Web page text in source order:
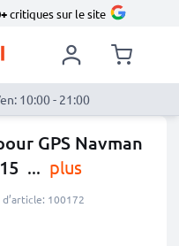
critiques sur le site
10:00 - 21:00
GPS Navman
... plus
100172